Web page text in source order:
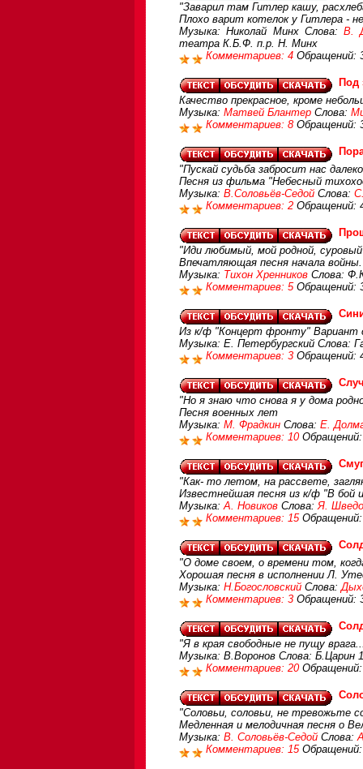
"Заварил там Гитлер кашу,
Плохо варит котелок у Гитлера -
Музыка: Николай Минх Слова:В.
театра К.Б.Ф. п.р. Н. Минх
Комментариев: 4 Обращений:
Под
Качество прекрасное, кроме
Музыка: Матвей Блантер Слова:
Комментариев: 8 Обращений:
"Пускай судьба забросит нас
Песня из фильма "Небесный
Музыка: В.Соловьёв-Седой Слова:
Комментариев: 2 Обращений:
"Иди любимый, мой родной, суровый
Впечатляющая песня начала
Музыка: Тихон Хренников Слова:
Комментариев: 5 Обращений:
Из к/ф "Концерт фронту" Вариант
Музыка: Е. Петербургский Слова:
Комментариев: 3 Обращений:
"Но я знаю что снова я у дома
Песня военных лет
Музыка: М. Фрадкин Слова: Е.
Комментариев: 10 Обращений:
"Как- то летом, на рассвете,
Известнейшая песня из к/ф "В бой
Музыка:А. Новиков Слова:Я.
Комментариев: 15 Обращений:
"О доме своем, о времени том,
Хорошая песня в исполнении Л.
Музыка: Н.Богословский Слова:
Комментариев: 3 Обращений:
"Я в края свободные не пущу
Музыка: В.Воронов Слова: Б.Царин
Комментариев: 20 Обращений:
"Соловьи, соловьи, не тревожьте
Медленная и мелодичная песня о
Музыка: В. Соловьёв-Седой Слова:
Комментариев: 15 Обращений: